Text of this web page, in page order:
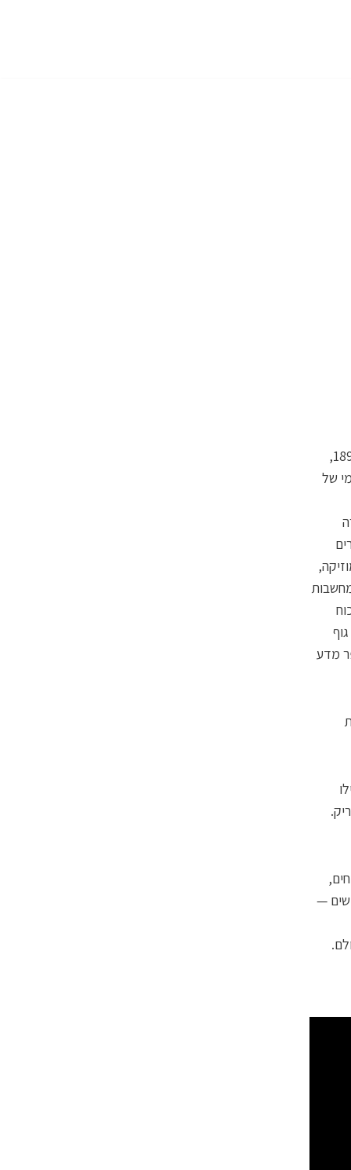
"גלולות במקום ארוחות" — לנבואה העתידנית הזאת יש תאריך לידה: אפריל 1893,
"היריד העולמי של
מאמרה
מדע
—